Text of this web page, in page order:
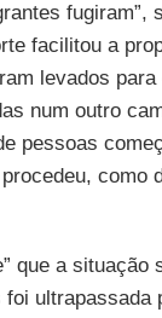
facilitou a
levados
num outro
pessoas
como
que a situação
ultrapassada